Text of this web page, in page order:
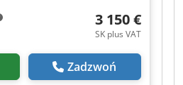
3 150 €
SK plus VAT
Zadzwoń